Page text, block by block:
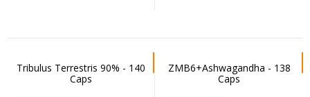
Tribulus Terrestris 90% - 140
Caps
ZMB6+Ashwagandha - 138
Caps